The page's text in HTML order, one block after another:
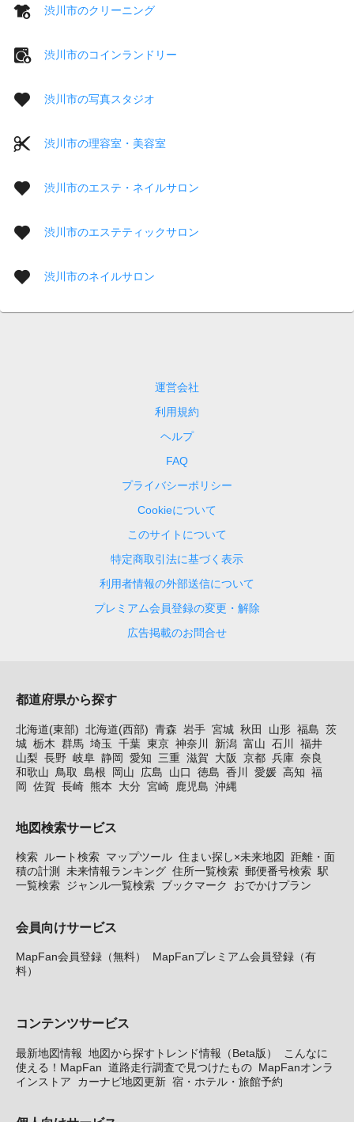
渋川市のクリーニング
渋川市のコインランドリー
渋川市の写真スタジオ
渋川市の理容室・美容室
渋川市のエステ・ネイルサロン
渋川市のエステティックサロン
渋川市のネイルサロン
運営会社
利用規約
ヘルプ
FAQ
プライバシーポリシー
Cookieについて
このサイトについて
特定商取引法に基づく表示
利用者情報の外部送信について
プレミアム会員登録の変更・解除
広告掲載のお問合せ
都道府県から探す
北海道(東部) 北海道(西部) 青森 岩手 宮城 秋田 山形 福島 茨
城 栃木 群馬 埼玉 千葉 東京 神奈川 新潟 富山 石川
福井
山梨 長野 岐阜 静岡 愛知 三重 滋賀 大阪 京都 兵庫 奈良
和歌山
鳥取 島根 岡山 広島 山口 徳島 香川 愛媛 高知 福
岡 佐賀 長崎 熊本 大分 宮崎 鹿児島 沖縄
地図検索サービス
検索 ルート検索 マップツール 住まい探し×未来地図
距離・面
積の計測
未来情報ランキング 住所一覧検索 郵便番号検索 駅
一覧検索 ジャンル一覧検索 ブックマーク おでかけプラン
会員向けサービス
MapFan会員登録（無料）
MapFanプレミアム会員登録（有
料）
コンテンツサービス
最新地図情報 地図から探すトレンド情報（Beta版）
こんなに
使える！MapFan 道路走行調査で見つけたもの MapFanオンラ
インストア
カーナビ地図更新 宿・ホテル・旅館予約